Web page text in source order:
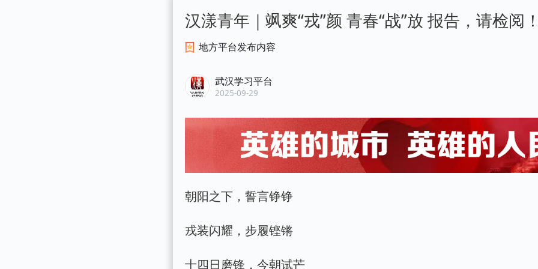
汉漾青年｜飒爽“戎”颜 青春“战”放 报告，请检阅
地方平台发布内容
武汉学习平台
2025-09-29
朝阳之下，誓言铮铮
戎装闪耀，步履铿锵
十四日磨锋，今朝试芒